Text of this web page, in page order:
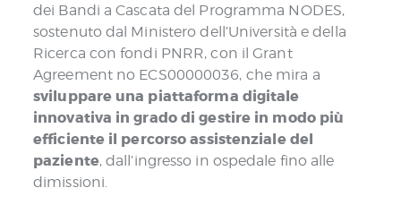
dei Bandi a Cascata del Programma NODES,
sostenuto dal Ministero dell’Università e della
Ricerca con fondi PNRR, con il Grant
Agreement no ECS00000036, che mira a
sviluppare una piattaforma digitale
innovativa in grado di gestire in modo più
efficiente il percorso assistenziale del
paziente, dall’ingresso in ospedale fino alle
dimissioni.